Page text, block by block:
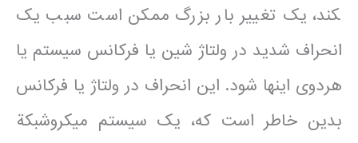
کند، یک تغییر بار بزرگ ممکن است سبب یک
انحراف شدید در ولتاژ شین یا فرکانس سیستم یا
هردوی این­ها شود. این انحراف در ولتاژ یا فرکانس
بدین خاطر است که، یک سیستم میکروشبکة